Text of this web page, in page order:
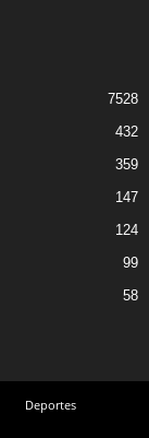
7528
432
359
147
124
99
58
Deportes